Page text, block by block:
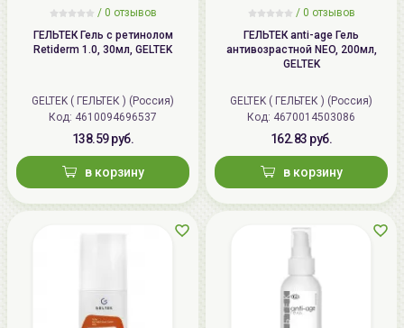
/ 0 отзывов
ГЕЛЬТЕК Гель с ретинолом
Retiderm 1.0, 30мл, GELTEK
GELTEK ( ГЕЛЬТЕК ) (Россия)
Код: 4610094696537
138.59 руб.
в корзину
/ 0 отзывов
ГЕЛЬТЕК anti-age Гель
антивозрастной NEO, 200мл,
GELTEK
GELTEK ( ГЕЛЬТЕК ) (Россия)
Код: 4670014503086
162.83 руб.
в корзину